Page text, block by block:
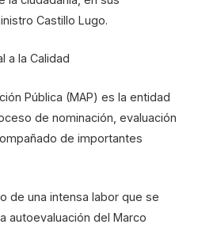
Castillo Lugo.
a la Calidad
Pública (MAP) es la entidad
de nominación, evaluación
de importantes
de una intensa labor que se
autoevaluación del Marco